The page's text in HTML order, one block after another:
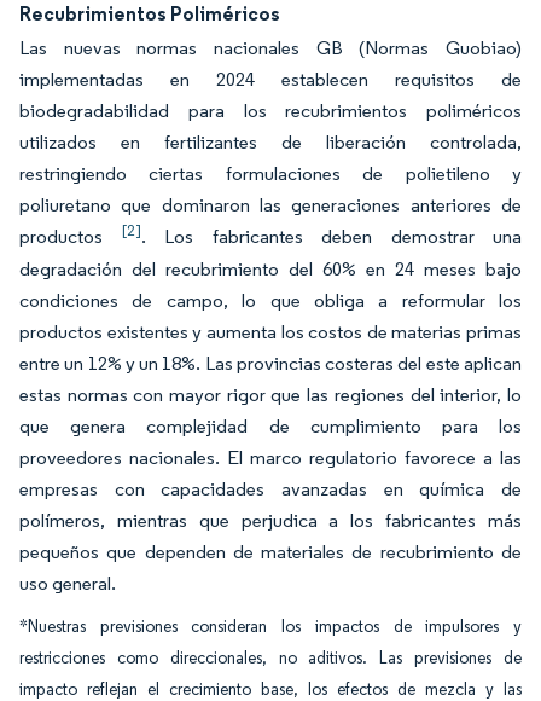
Recubrimientos Poliméricos
Las nuevas normas nacionales GB (Normas Guobiao)
implementadas en 2024 establecen requisitos de
biodegradabilidad para los recubrimientos poliméricos
utilizados en fertilizantes de liberación controlada,
restringiendo ciertas formulaciones de polietileno y
poliuretano que dominaron las generaciones anteriores de
productos [2]. Los fabricantes deben demostrar una
degradación del recubrimiento del 60% en 24 meses bajo
condiciones de campo, lo que obliga a reformular los
productos existentes y aumenta los costos de materias primas
entre un 12% y un 18%. Las provincias costeras del este aplican
estas normas con mayor rigor que las regiones del interior, lo
que genera complejidad de cumplimiento para los
proveedores nacionales. El marco regulatorio favorece a las
empresas con capacidades avanzadas en química de
polímeros, mientras que perjudica a los fabricantes más
pequeños que dependen de materiales de recubrimiento de
uso general.
*Nuestras previsiones consideran los impactos de impulsores y
restricciones como direccionales, no aditivos. Las previsiones de
impacto reflejan el crecimiento base, los efectos de mezcla y las